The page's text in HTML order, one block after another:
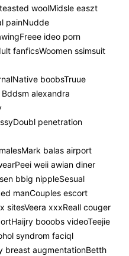
woolMidsle easzt
painNudde
ideo porn
fanficsWoomen ssimsuit
boobsTruue
alexandra
penetration
balas airport
weii awian diner
bbig nippleSesual
manCouples escort
sitesVeera xxxReall couger
booobs videoTeejie
syndrom faciql
breast augmentationBetth